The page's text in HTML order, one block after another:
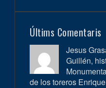
Últims Comentaris
Jesus
Guillén,
de los toreros